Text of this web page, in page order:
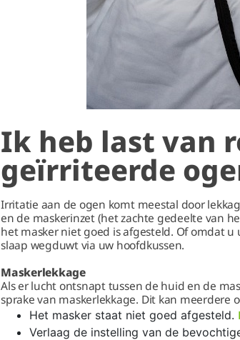
Ik heb last van
geïrriteerde
Irritatie aan de ogen komt meestal door
en de maskerinzet (het zachte gedeelte van
het masker niet goed is afgesteld. Of omdat
slaap wegduwt via uw hoofdkussen.
Maskerlekkage
Als er lucht ontsnapt tussen de huid en de
sprake van maskerlekkage. Dit kan meerdere
Het masker staat niet goed afgesteld.
Verlaag de instelling van de